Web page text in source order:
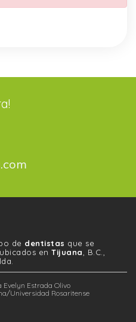
de dentistas que se
en Tijuana , B.C.,
Evelyn Estrada Olivo
Universidad Rosaritense